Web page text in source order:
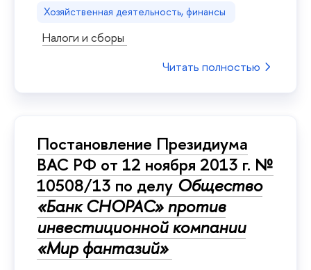
Хозяйственная деятельность, финансы
Налоги и сборы
Читать полностью
Постановление Президиума
ВАС РФ от 12 ноября 2013 г. №
10508/13 по делу Общество
«Банк СНОРАС» против
инвестиционной компании
«Мир фантазий»